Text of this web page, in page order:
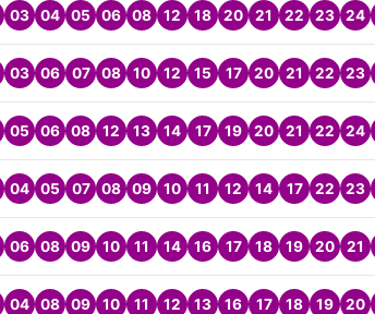
03 04 05 06 08 12 18 20 21 22 23 24
03 06 07 08 10 12 15 17 20 21 22 23
05 06 08 12 13 14 17 19 20 21 22 24
04 05 07 08 09 10 11 12 14 17 22 23
06 08 09 10 11 14 16 17 18 19 20 21
04 08 09 10 11 12 13 16 17 18 19 20